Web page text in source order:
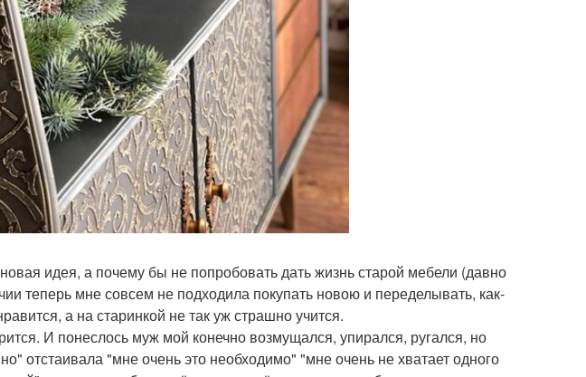
идея, а почему бы не попробовать дать жизнь старой мебели (давно
теперь мне совсем не подходила покупать новою и переделывать, как-
а на старинкой не так уж страшно учится.
И понеслось муж мой конечно возмущался, упирался, ругался, но
отстаивала "мне очень это необходимо" "мне очень не хватает одного